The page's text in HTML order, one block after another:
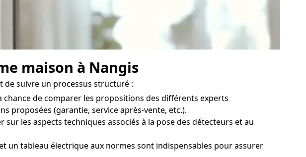
maison à Nangis
de suivre un processus structuré :
de comparer les propositions des différents experts
proposées (garantie, service après-vente, etc.).
les aspects techniques associés à la pose des détecteurs et au
un tableau électrique aux normes sont indispensables pour assurer